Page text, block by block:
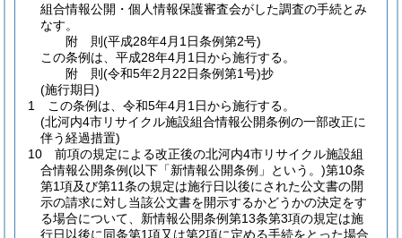
組合情報公開・個人情報保護審査会がした調査の手続とみ
なす。
附 則(平成28年4月1日条例第2号)
この条例は、平成28年4月1日から施行する。
附 則(令和5年2月22日条例第1号)抄
(施行期日)
1
この条例は、令和5年4月1日から施行する。
(北河内4市リサイクル施設組合情報公開条例の一部改正に
伴う経過措置)
10
前項の規定による改正後の北河内4市リサイクル施設組
合情報公開条例(以下「新情報公開条例」という。)第10条
第1項及び第11条の規定は施行日以後にされた公文書の開
示の請求に対し当該公文書を開示するかどうかの決定をす
る場合について、新情報公開条例第13条第3項の規定は施
行日以後に同条第1項又は第2項に定める手続をとった場合